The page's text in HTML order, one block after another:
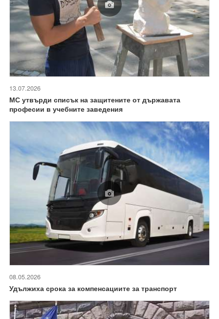
13.07.2026
МС утвърди списък на защитените от държавата
професии в учебните заведения
08.05.2026
Удължиха срока за компенсациите за транспорт